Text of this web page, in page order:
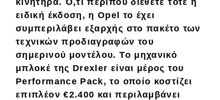
MOTO
Μεταχειρισμένο
Οδηγός αγοράς
Συμβουλές
ειδική έκδοση, η Opel το έχει
συμπεριλάβει εξαρχής στο πακέτο των
τεχνικών προδιαγραφών του
σημερινού μοντέλου. Το μηχανικό
μπλοκέ της Drexler είναι μέρος του
Performance Pack, το οποίο κοστίζει
επιπλέον€2.400 και περιλαμβάνει